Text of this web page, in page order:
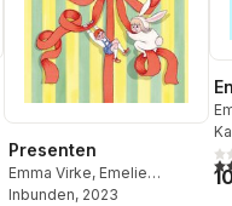
röster:
Presenten
Emma Virke, Emelie
Östergren
Inbunden, 2023